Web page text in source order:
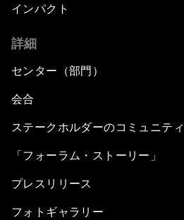
インパクト
詳細
センター（部門）
会合
ステークホルダーのコミュニティ
「フォーラム・ストーリー」
プレスリリース
フォトギャラリー